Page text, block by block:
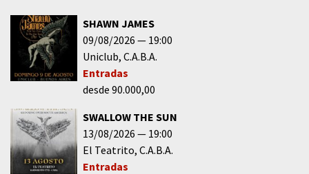
SHAWN JAMES
09/08/2026
19:00
Uniclub C.A.B.A.
Entradas
desde 90.000,00
SWALLOW THE SUN
13/08/2026
19:00
El Teatrito C.A.B.A.
Entradas